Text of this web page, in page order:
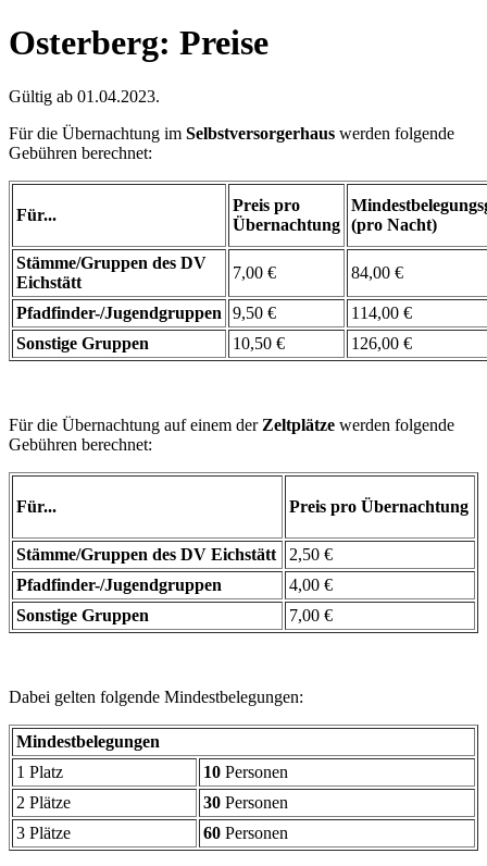
Osterberg: Preise
Gültig ab 01.04.2023.
Für die Übernachtung im Selbstversorgerhaus werden folgende
Gebühren berechnet:
Für...
Preis pro
Übernachtung (pro Nacht)
Stämme/Gruppen des DV
Eichstätt
7,00 € 84,00 €
Pfadfinder-/Jugendgruppen 9,50 €
114,00 €
Sonstige Gruppen
10,50 € 126,00 €
Für die Übernachtung auf einem der Zeltplätze werden folgende
Gebühren berechnet:
Für... Preis pro Übernachtung
Stämme/Gruppen des DV Eichstätt
2,50 €
Pfadfinder-/Jugendgruppen
4,00 €
Sonstige Gruppen
7,00 €
Dabei gelten folgende Mindestbelegungen:
Mindestbelegungen
1 Platz
10 Personen
2 Plätze
30 Personen
3 Plätze
60 Personen